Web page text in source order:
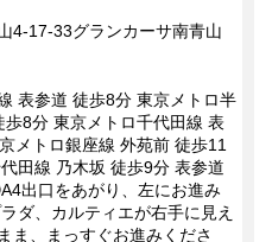
4-17-33グランカーサ南青山
表参道 徒歩8分 東京メトロ半
歩8分 東京メトロ千代田線 表
メトロ銀座線 外苑前 徒歩11
田線 乃木坂 徒歩9分 表参道
出口をあがり、左にお進み
ダ、カルティエが右手に見え
ま、まっすぐお進みくださ